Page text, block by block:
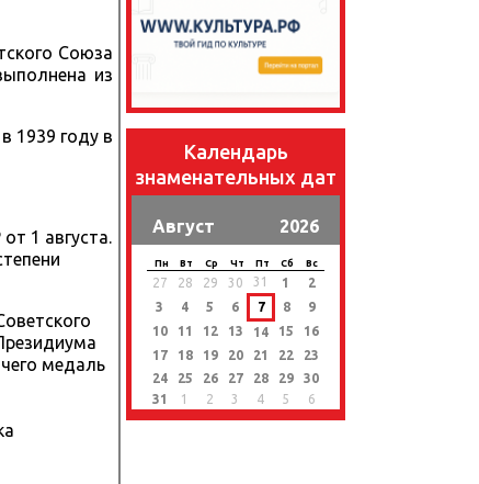
Союза
из
1939 году в
1 августа.
медаль
Календарь
знаменательных дат
Август 2026
Пн Вт Ср Чт Пт Сб Вс
27 28 29 30 31 1
2
3
4 5 6 7 8
9
10
11 12 13 14 15
16
17
18 19 20 21 22
23
24
25 26 27 28 29
30
31
1 2 3 4 5 6